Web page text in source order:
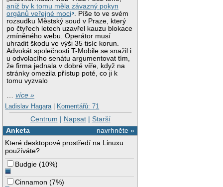
aniž by k tomu měla závazný pokyn
orgánů veřejné moci . Píše to ve svém
rozsudku Městský soud v Praze, který
po čtyřech letech uzavřel kauzu blokace
zmíněného webu. Operátor musí
uhradit škodu ve výši 35 tisíc korun.
Advokát společnosti T-Mobile se snažil i
u odvolacího senátu argumentovat tím,
že firma jednala v dobré víře, když na
stránky omezila přístup poté, co ji k
tomu vyzvalo
…více »
Ladislav Hagara | Komentářů: 71
Centrum | Napsat| Starší
navrhněte »
Anketa
Které desktopové prostředí na Linuxu
používáte?
Budgie (10%)
Cinnamon (7%)